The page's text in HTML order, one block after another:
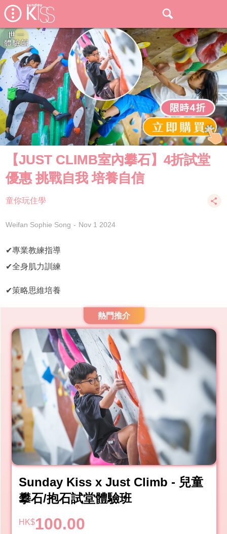
【JUST CLIMB室內攀石】4折試堂
優惠 挑戰自我 培養自信
童你玩住學
Weifan Sophie Song Nov 1 2024
✔專業教練指導
✔全身肌力訓練
✔策略思維培養
Sunday Kiss x Just Climb - 兒童
攀石/抱石試堂體驗班
HK$100.00